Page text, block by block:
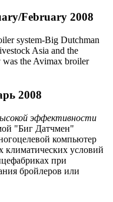
February 2008
system-Big Dutchman
Asia and the
was the Avimax broiler
2008
эффективности
"Биг Датчмен"
компьютер
климатических условий
при
бройлеров или